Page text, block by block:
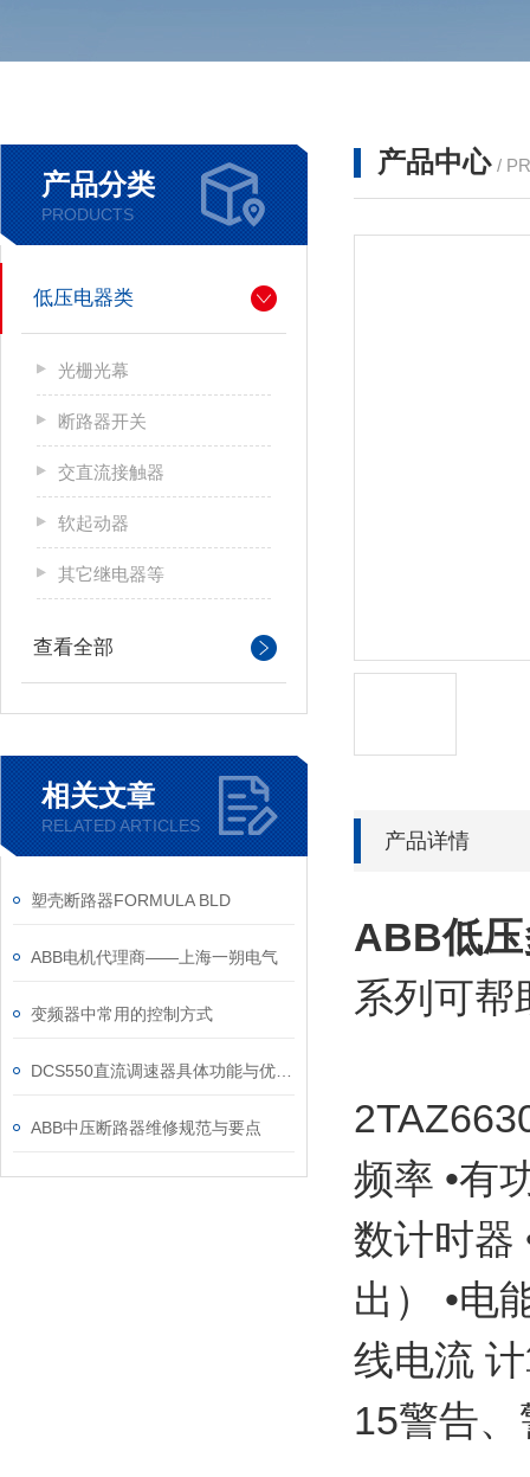
产品分类
PRODUCTS
低压电器类
光栅光幕
断路器开关
交直流接触器
软起动器
其它继电器等
查看全部
相关文章
RELATED ARTICLES
塑壳断路器FORMULA BLD
ABB电机代理商——上海一朔电气
变频器中常用的控制方式
ABB中压断路器维修规范与要点
产品中心 /
产品详情
ABB低
系列可帮
频率 •有
数计时器
出） •电
线电流
15警告、